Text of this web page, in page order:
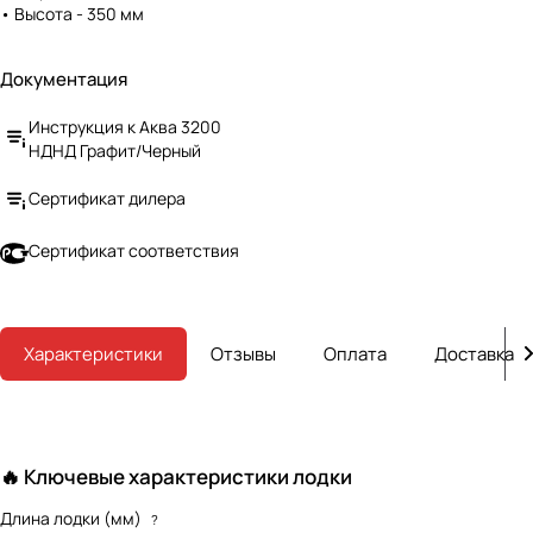
• Высота - 350 мм
Документация
Инструкция к Аква 3200
НДНД Графит/Черный
Сертификат дилера
Сертификат соответствия
Характеристики Отзывы Оплата Доставка
🔥 Ключевые характеристики лодки
Длина лодки (мм) ?